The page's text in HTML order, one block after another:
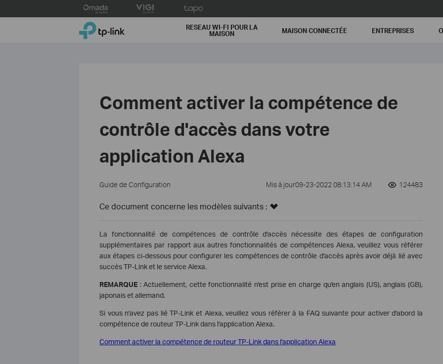
to
TP-Link, Reliably Smart RESEAU WI-FI POUR LA
MAISON MAISON CONNECTÉE ENTREPRISES
Comment activer la compétence de
contrôle d'accès dans votre
application Alexa
Guide de Configuration Mis à jour09-23-2022 08:13:14 AM 124483
Ce document concerne les modèles suivants :
La fonctionnalité de compétences de contrôle d'accès nécessite des étapes de configuration
supplémentaires par rapport aux autres fonctionnalités de compétences Alexa, veuillez vous référer
aux étapes ci-dessous pour configurer les compétences de contrôle d'accès après avoir déjà lié avec
succès TP-Link et le service Alexa.
REMARQUE : Actuellement, cette fonctionnalité n'est prise en charge qu'en anglais (US), anglais (GB),
japonais et allemand.
Si vous n'avez pas lié TP-Link et Alexa, veuillez vous référer à la FAQ suivante pour activer d'abord la
compétence de routeur TP-Link dans l'application Alexa.
Comment activer la compétence de routeur TP-Link dans l'application Alexa